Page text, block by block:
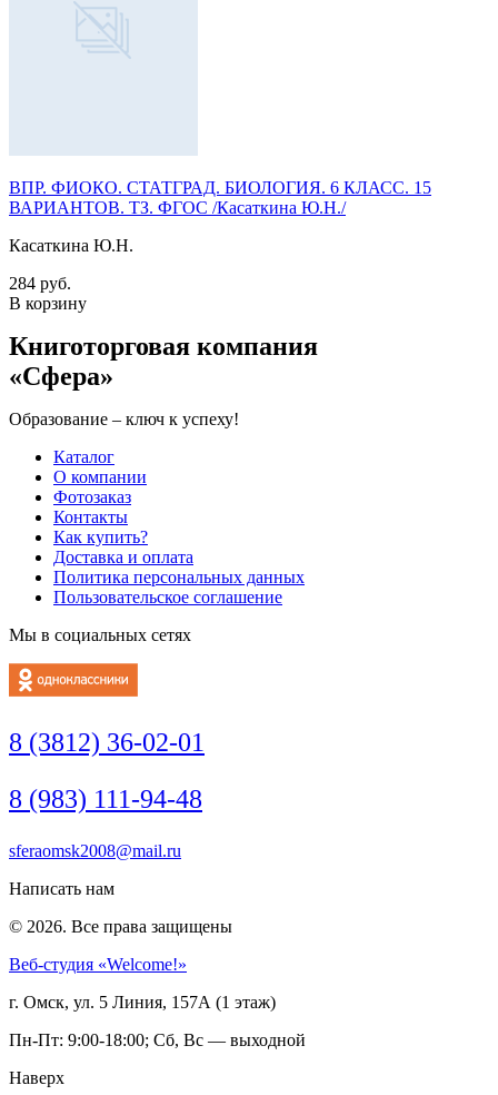
ВПР. ФИОКО. СТАТГРАД. БИОЛОГИЯ. 6 КЛАСС. 15
ВАРИАНТОВ. ТЗ. ФГОС /Касаткина Ю.Н./
Касаткина Ю.Н.
284 руб.
В корзину
Книготорговая компания
«Сфера»
Образование – ключ к успеху!
Каталог
О компании
Фотозаказ
Контакты
Как купить?
Доставка и оплата
Политика персональных данных
Пользовательское соглашение
Мы в социальных сетях
8 (3812) 36-02-01
8 (983) 111-94-48
sferaomsk2008@mail.ru
Написать нам
© 2026. Все права защищены
Веб-студия «Welcome!»
г. Омск, ул. 5 Линия, 157А (1 этаж)
Пн-Пт: 9:00-18:00; Сб, Вс — выходной
Наверх